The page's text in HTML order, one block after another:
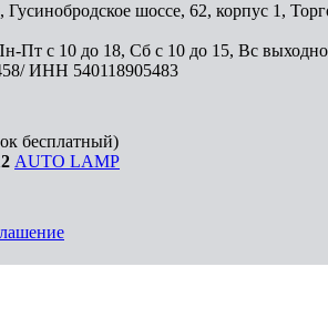
, Гусинобродское шоссе, 62, корпус 1,
Пт с 10 до 18, Сб с 10 до 15, Вс
ИНН 540118905483
бесплатный)
AUTO LAMP